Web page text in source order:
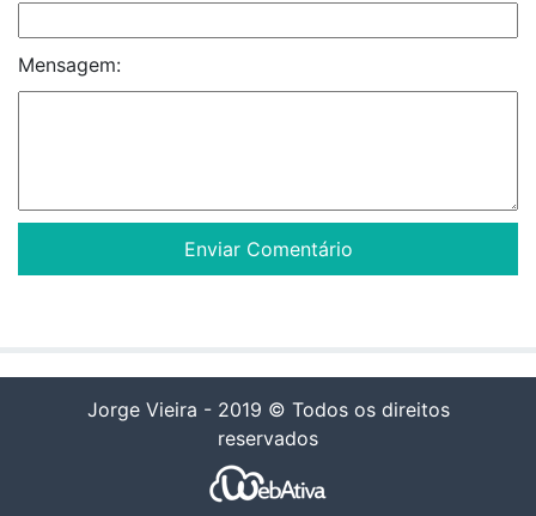
Mensagem:
Jorge Vieira - 2019 © Todos os direitos
reservados